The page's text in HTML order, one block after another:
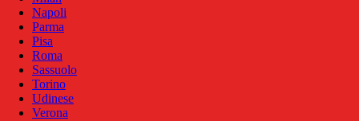
Napoli
Parma
Pisa
Roma
Sassuolo
Torino
Udinese
Verona